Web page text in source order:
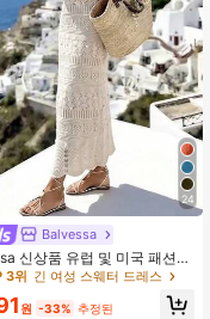
24
Balvessa
신상품 유럽 및 미국 패션
얼 혼합 색상 니트 스웨터 드
3위 긴 여성 스웨터 드레스
원 -33% 추정된